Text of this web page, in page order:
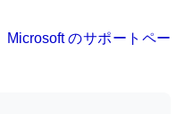
Microsoft のサポートペー